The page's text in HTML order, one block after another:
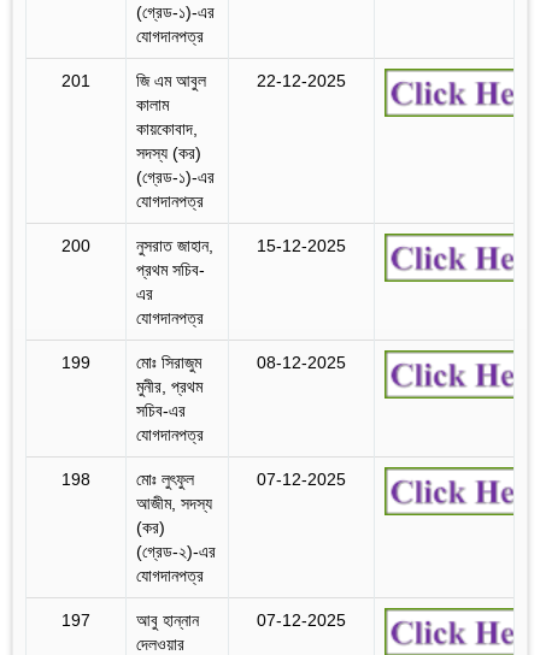
(গ্রেড-১)-এর
যোগদানপত্র
201
জি এম আবুল
কালাম
কায়কোবাদ,
সদস্য (কর)
(গ্রেড-১)-এর
যোগদানপত্র
22-12-2025
200
নুসরাত জাহান,
প্রথম সচিব-
এর
যোগদানপত্র
15-12-2025
199
মোঃ সিরাজুম
মুনীর, প্রথম
সচিব-এর
যোগদানপত্র
08-12-2025
198
মোঃ লুৎফুল
আজীম, সদস্য
(কর)
(গ্রেড-২)-এর
যোগদানপত্র
07-12-2025
197
আবু হান্নান
দেলওয়ার
07-12-2025